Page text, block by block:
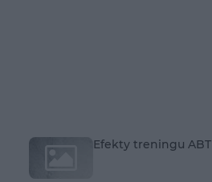
Efekty treningu ABT